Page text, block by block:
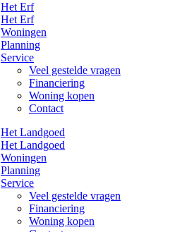
Het Erf
Het Erf
Woningen
Planning
Service
Veel gestelde vragen
Financiering
Woning kopen
Contact
Het Landgoed
Het Landgoed
Woningen
Planning
Service
Veel gestelde vragen
Financiering
Woning kopen